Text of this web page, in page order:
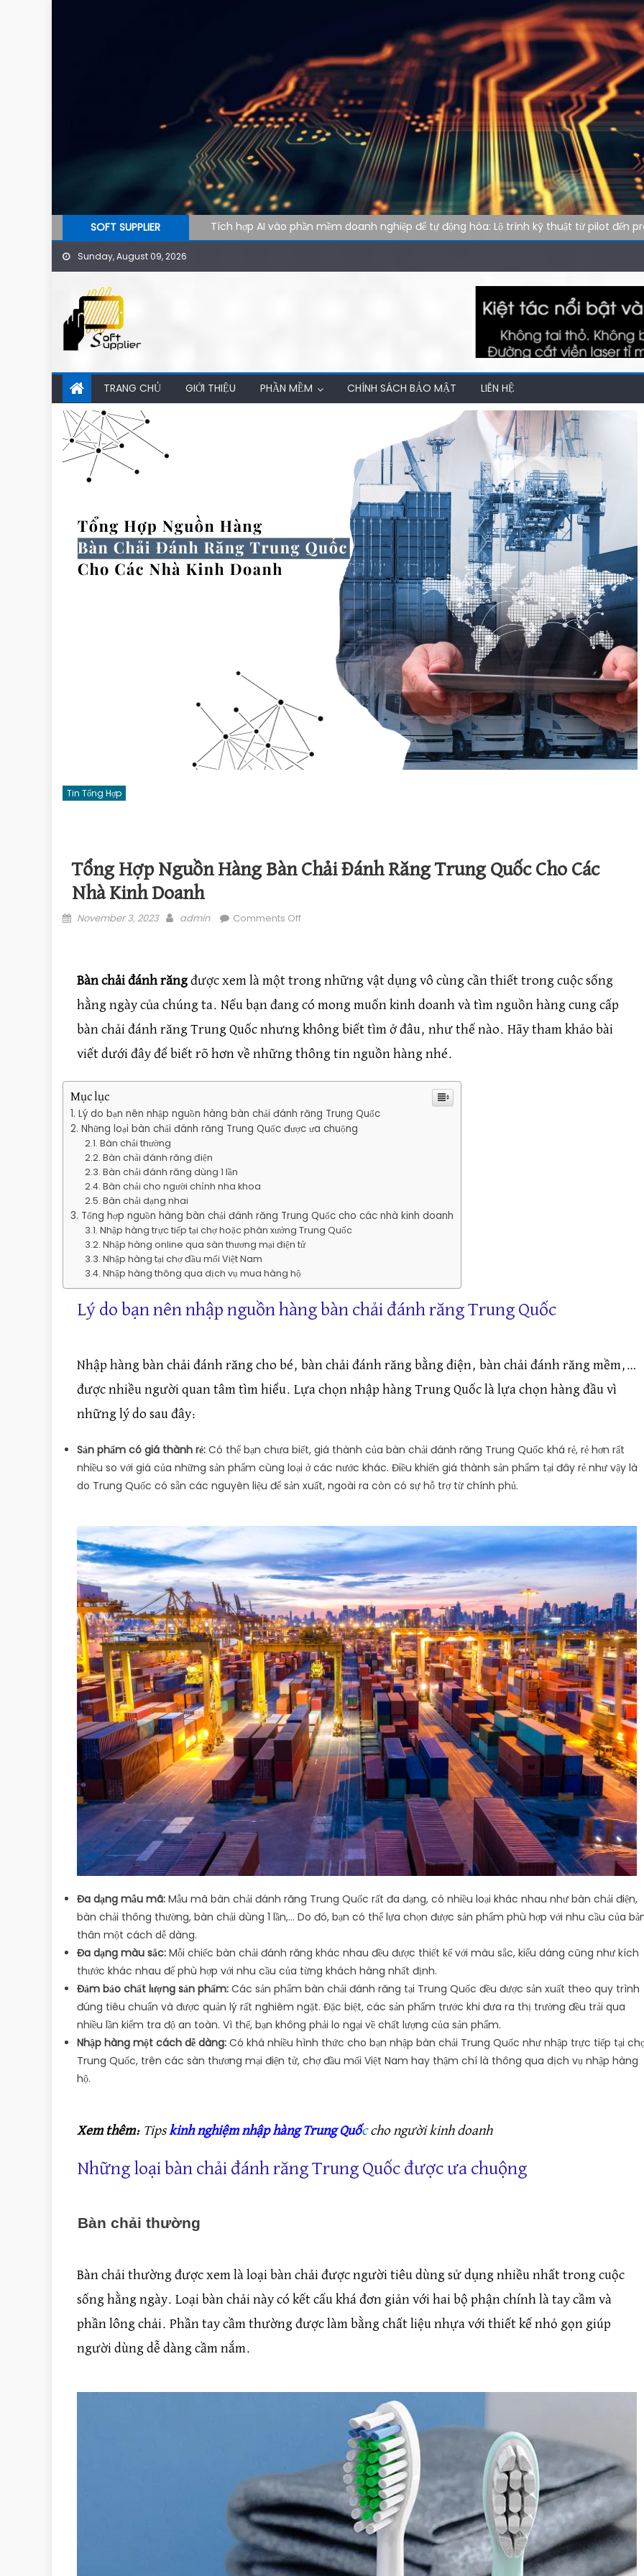
SOFT SUPPLIER
Tích hợp AI vào phần mềm doanh nghiệp để tự động hóa: Lộ trình kỹ thuật từ pilot đến
AI agent cho doanh nghiệp: Xu hướng phần mềm tự vận hành trong kỷ nguyên tự động
Phần mềm AI cho doanh nghiệp: Tại sao tốc độ tải website quyết định 40% khách hàng
Sunday, August 09, 2026
TRANG CHỦ GIỚI THIỆU PHẦN MỀM CHÍNH SÁCH BẢO MẬT LIÊN HỆ
Tin Tổng Hợp
Tổng Hợp Nguồn Hàng Bàn Chải Đánh Răng Trung Quốc Cho Các
Nhà Kinh Doanh
Posted on
November 3, 2023 Author
admin Comments Off
Bàn chải đánh răng được xem là một trong những vật dụng vô cùng cần thiết trong cuộc sống
hằng ngày của chúng ta. Nếu bạn đang có mong muốn kinh doanh và tìm nguồn hàng cung cấp
bàn chải đánh răng Trung Quốc nhưng không biết tìm ở đâu, như thế nào. Hãy tham khảo bài
viết dưới đây để biết rõ hơn về những thông tin nguồn hàng nhé.
Mục lục
Lý do bạn nên nhập nguồn hàng bàn chải đánh răng Trung Quốc
Những loại bàn chải đánh răng Trung Quốc được ưa chuộng
Bàn chải thường
Bàn chải đánh răng điện
Bàn chải đánh răng dùng 1 lần
Bàn chải cho người chỉnh nha khoa
Bàn chải dạng nhai
Tổng hợp nguồn hàng bàn chải đánh răng Trung Quốc cho các nhà kinh doanh
Nhập hàng trực tiếp tại chợ hoặc phân xưởng Trung Quốc
Nhập hàng online qua sàn thương mại điện tử
Nhập hàng tại chợ đầu mối Việt Nam
Nhập hàng thông qua dịch vụ mua hàng hộ
Lý do bạn nên nhập nguồn hàng bàn chải đánh răng Trung Quốc
Nhập hàng bàn chải đánh răng cho bé, bàn chải đánh răng bằng điện, bàn chải đánh răng mềm,…
được nhiều người quan tâm tìm hiểu. Lựa chọn nhập hàng Trung Quốc là lựa chọn hàng đầu vì
những lý do sau đây:
Sản phẩm có giá thành rẻ: Có thể bạn chưa biết, giá thành của bàn chải đánh răng Trung Quốc khá rẻ, rẻ hơn rất
nhiều so với giá của những sản phẩm cùng loại ở các nước khác. Điều khiến giá thành sản phẩm tại đây rẻ như vậy là
do Trung Quốc có sẵn các nguyên liệu để sản xuất, ngoài ra còn có sự hỗ trợ từ chính phủ.
Đa dạng mẫu mã: Mẫu mã bàn chải đánh răng Trung Quốc rất đa dạng, có nhiều loại khác nhau như bàn chải điện,
bàn chải thông thường, bàn chải dùng 1 lần,… Do đó, bạn có thể lựa chọn được sản phẩm phù hợp với nhu cầu của
thân một cách dễ dàng.
Đa dạng màu sắc: Mỗi chiếc bàn chải đánh răng khác nhau đều được thiết kế với màu sắc, kiểu dáng cũng như kích
thước khác nhau để phù hợp với nhu cầu của từng khách hàng nhất định.
Đảm bảo chất lượng sản phẩm: Các sản phẩm bàn chải đánh răng tại Trung Quốc đều được sản xuất theo quy trình
đúng tiêu chuẩn và được quản lý rất nghiêm ngặt. Đặc biệt, các sản phẩm trước khi đưa ra thị trường đều trải qua
nhiều lần kiểm tra độ an toàn. Vì thế, bạn không phải lo ngại về chất lượng của sản phẩm.
Nhập hàng một cách dễ dàng: Có khá nhiều hình thức cho bạn nhập bàn chải Trung Quốc như nhập trực tiếp tại
Trung Quốc, trên các sàn thương mại điện tử, chợ đầu mối Việt Nam hay thậm chí là thông qua dịch vụ nhập hàng
hộ.
Xem thêm: Tips kinh nghiệm nhập hàng Trung Quốccho người kinh doanh
Những loại bàn chải đánh răng Trung Quốc được ưa chuộng
Bàn chải thường
Bàn chải thường được xem là loại bàn chải được người tiêu dùng sử dụng nhiều nhất trong cuộc
sống hằng ngày. Loại bàn chải này có kết cấu khá đơn giản với hai bộ phận chính là tay cầm và
phần lông chải. Phần tay cầm thường được làm bằng chất liệu nhựa với thiết kế nhỏ gọn giúp
người dùng dễ dàng cầm nắm.